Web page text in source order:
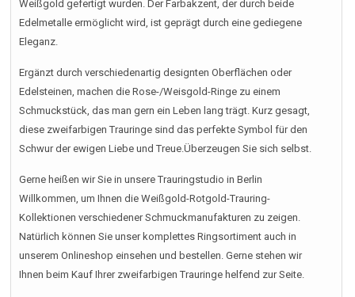
Weißgold gefertigt wurden. Der Farbakzent, der durch beide
Edelmetalle ermöglicht wird, ist geprägt durch eine gediegene
Eleganz.
Ergänzt durch verschiedenartig designten Oberflächen oder
Edelsteinen, machen die Rose-/Weisgold-Ringe zu einem
Schmuckstück, das man gern ein Leben lang trägt. Kurz gesagt,
diese zweifarbigen Trauringe sind das perfekte Symbol für den
Schwur der ewigen Liebe und Treue.Überzeugen Sie sich selbst.
Gerne heißen wir Sie in unsere Trauringstudio in Berlin
Willkommen, um Ihnen die Weißgold-Rotgold-Trauring-
Kollektionen verschiedener Schmuckmanufakturen zu zeigen.
Natürlich können Sie unser komplettes Ringsortiment auch in
unserem Onlineshop einsehen und bestellen. Gerne stehen wir
Ihnen beim Kauf Ihrer zweifarbigen Trauringe helfend zur Seite.